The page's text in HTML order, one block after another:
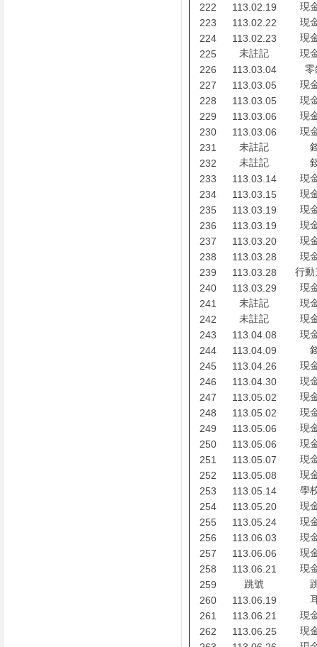
222
113.02.19
現
223
113.02.22
現
224
113.02.23
現
225
未註記
現
226
113.03.04
零
227
113.03.05
現
228
113.03.05
現
229
113.03.06
現
230
113.03.06
現
231
未註記
232
未註記
233
113.03.14
現
234
113.03.15
現
235
113.03.19
現
236
113.03.19
現
237
113.03.20
現
238
113.03.28
現
239
113.03.28
行動
240
113.03.29
現
241
未註記
現
242
未註記
現
243
113.04.08
現
244
113.04.09
245
113.04.26
現
246
113.04.30
現
247
113.05.02
現
248
113.05.02
現
249
113.05.06
現
250
113.05.06
現
251
113.05.07
現
252
113.05.08
現
253
113.05.14
學
254
113.05.20
現
255
113.05.24
現
256
113.06.03
現
257
113.06.06
現
258
113.06.21
現
259
跳號
260
113.06.19
261
113.06.21
現
262
113.06.25
現